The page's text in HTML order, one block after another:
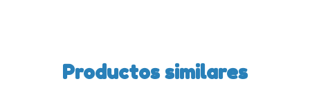
Productos similares